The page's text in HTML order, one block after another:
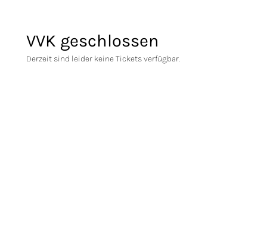
VVK geschlossen
Derzeit sind leider keine Tickets verfügbar.